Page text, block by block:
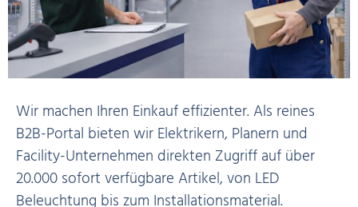
Wir machen Ihren Einkauf effizienter. Als reines
B2B-Portal bieten wir Elektrikern, Planern und
Facility-Unternehmen direkten Zugriff auf über
20.000 sofort verfügbare Artikel, von LED